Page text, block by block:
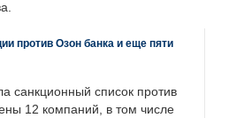
против Озон банка и еще пяти
санкционный список против
12 компаний, в том числе